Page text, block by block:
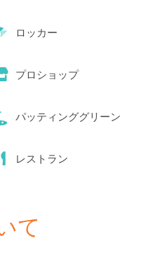
ロッカー
プロショップ
パッティンググリーン
レストラン
て